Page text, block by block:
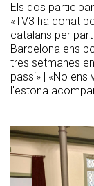
Els dos
«TV3 ha donat
catalans per
Barcelona ens
tres setmanes
passi» | «No
l'estona